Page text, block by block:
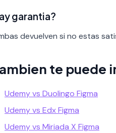
garantia?
devuelven si no estas
te puede
Udemy vs Duolingo Figma
Udemy vs Edx Figma
Udemy vs Miriada X Figma